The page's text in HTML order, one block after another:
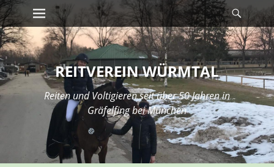
Zum
Inhalt:
Erstes Menü
REITVEREIN WÜRMTAL
Reiten und Voltigieren seit über 50 Jahren in
Gräfelfing bei München